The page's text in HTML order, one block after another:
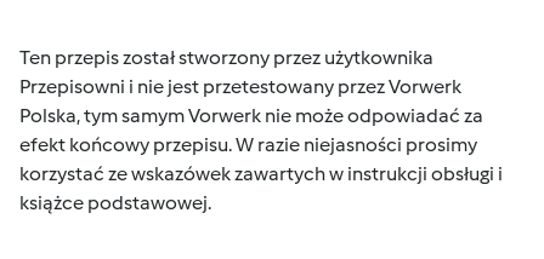
Ten przepis został stworzony przez użytkownika
Przepisowni i nie jest przetestowany przez Vorwerk
Polska, tym samym Vorwerk nie może odpowiadać za
efekt końcowy przepisu. W razie niejasności prosimy
korzystać ze wskazówek zawartych w instrukcji obsługi i
książce podstawowej.